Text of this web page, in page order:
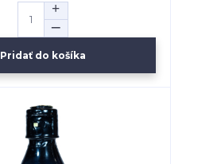
Pridať do košíka